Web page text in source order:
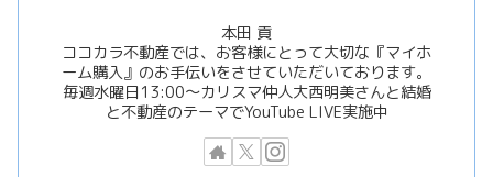
本田 貢
ココカラ不動産では、お客様にとって大切な『マイホ
ーム購入』のお手伝いをさせていただいております。
毎週水曜日13:00〜カリスマ仲人大西明美さんと結婚
と不動産のテーマでYouTube LIVE実施中